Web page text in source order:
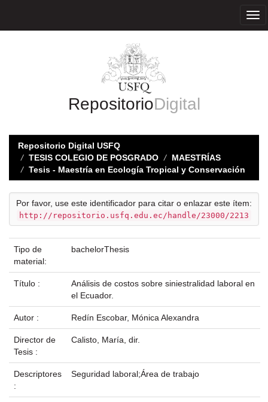
RepositorioDigital
Repositorio Digital USFQ
TESIS COLEGIO DE POSGRADO
MAESTRÍAS
Tesis - Maestría en Ecología Tropical y Conservación
Por favor, use este identificador para citar o enlazar este ítem:
http://repositorio.usfq.edu.ec/handle/23000/2213
Tipo de
material:
bachelorThesis
Título :
Análisis de costos sobre siniestralidad laboral en
el Ecuador.
Autor : Redín Escobar, Mónica Alexandra
Director de
Tesis :
Calisto, María, dir.
Descriptores
:
Seguridad laboral;Área de trabajo